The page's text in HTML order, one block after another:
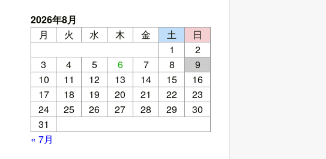
2026年8月
月
火 水 木 金 土
日
1
2
3
4 5 6 7 8
9
10
11 12 13 14 15
16
17
18 19 20 21 22
23
24
25 26 27 28 29
30
31
« 7月